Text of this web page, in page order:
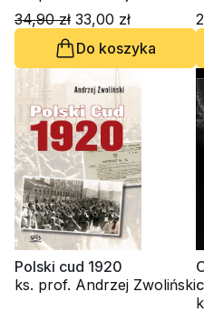
34,90 zł 33,00 zł
Do koszyka
Polski cud 1920
ks. prof. Andrzej Zwoliński